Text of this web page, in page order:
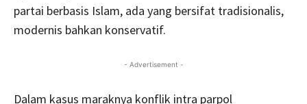
partai berbasis Islam, ada yang bersifat tradisionalis,
modernis bahkan konservatif.
- Advertisement -
Dalam kasus maraknya konflik intra parpol